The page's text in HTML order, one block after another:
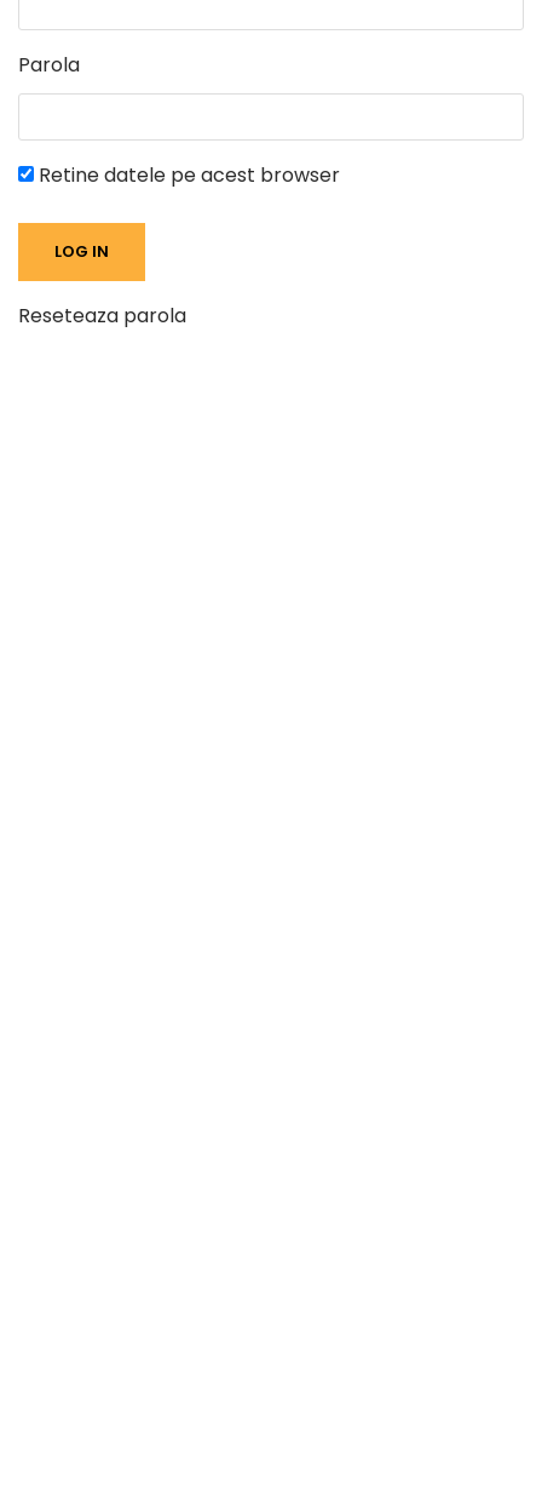
Parola
Retine datele pe acest browser
Reseteaza parola